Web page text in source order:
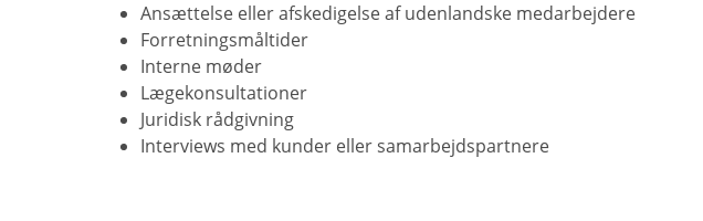
Ansættelse eller afskedigelse af udenlandske medarbejdere
Forretningsmåltider
Interne møder
Lægekonsultationer
Juridisk rådgivning
Interviews med kunder eller samarbejdspartnere